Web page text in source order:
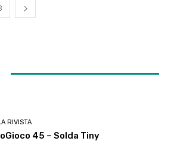
RIVISTA
45 – Solda Tiny